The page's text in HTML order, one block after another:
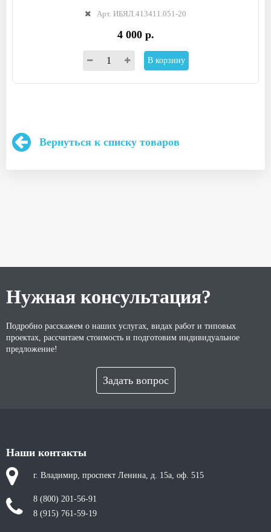
Арт. ИБЯЛ.413411.051-20
4 000 р.
В корзину
Вернуться к списку товаров
Нужная консультация?
Подробно расскажем о наших услугах, видах работ и типовых
проектах, рассчитаем стоимость и подготовим индивидуальное
предложение!
Задать вопрос
Наши контакты
г. Владимир, проспект Ленина, д. 15а, оф. 515
8 (800) 201-56-91
8 (915) 761-59-19